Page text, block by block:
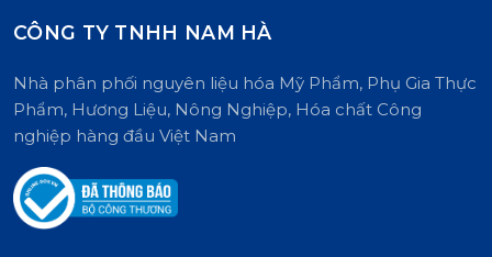
CÔNG TY TNHH NAM HÀ
Nhà phân phối nguyên liệu hóa Mỹ Phẩm, Phụ Gia Thực
Phẩm, Hương Liệu, Nông Nghiệp, Hóa chất Công
nghiệp hàng đầu Việt Nam